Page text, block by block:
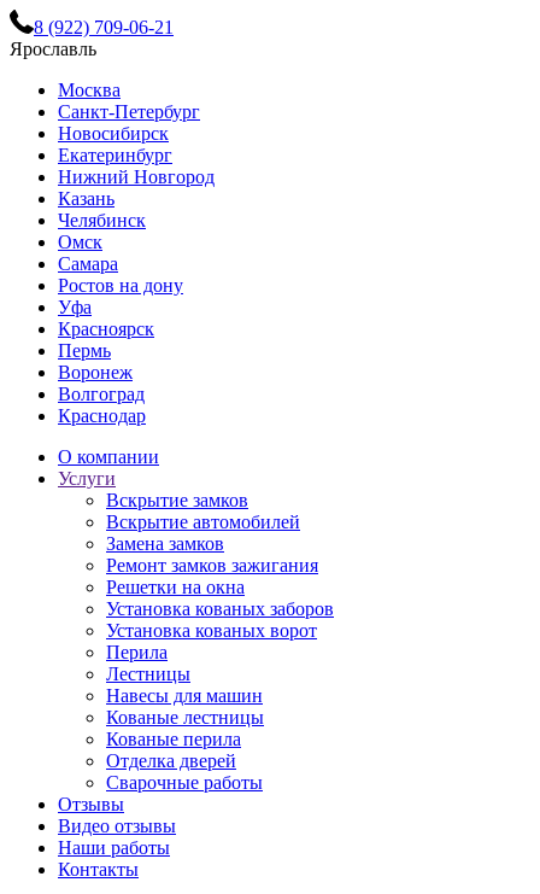
8 (922) 709-06-21
Ярославль
Москва
Санкт-Петербург
Новосибирск
Екатеринбург
Нижний Новгород
Казань
Челябинск
Омск
Самара
Ростов на дону
Уфа
Красноярск
Пермь
Воронеж
Волгоград
Краснодар
О компании
Услуги
Вскрытие замков
Вскрытие автомобилей
Замена замков
Ремонт замков зажигания
Решетки на окна
Установка кованых заборов
Установка кованых ворот
Перила
Лестницы
Навесы для машин
Кованые лестницы
Кованые перила
Отделка дверей
Сварочные работы
Отзывы
Видео отзывы
Наши работы
Контакты